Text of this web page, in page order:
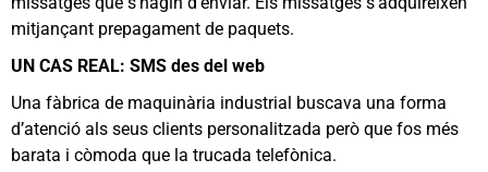
mitjançant prepagament de paquets.
UN CAS REAL: SMS des del web
Una fàbrica de maquinària industrial buscava una forma
d’atenció als seus clients personalitzada però que fos més
barata i còmoda que la trucada telefònica.